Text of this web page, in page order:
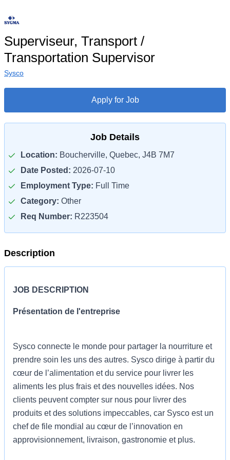
Superviseur, Transport /
Transportation Supervisor
Sysco
Apply for Job
Job Details
Location: Boucherville, Quebec, J4B 7M7
Date Posted: 2026-07-10
Employment Type: Full Time
Category: Other
Req Number: R223504
Description
JOB DESCRIPTION
Présentation de l'entreprise
Sysco connecte le monde pour partager la nourriture et
prendre soin les uns des autres. Sysco dirige à partir du
cœur de l’alimentation et du service pour livrer les
aliments les plus frais et des nouvelles idées. Nos
clients peuvent compter sur nous pour livrer des
produits et des solutions impeccables, car Sysco est un
chef de file mondial au cœur de l’innovation en
approvisionnement, livraison, gastronomie et plus.